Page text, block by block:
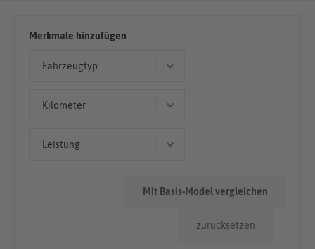
Merkmale hinzufügen
Fahrzeugtyp
Kilometer
Leistung
zurücksetzen
Mit Basis-Model vergleichen